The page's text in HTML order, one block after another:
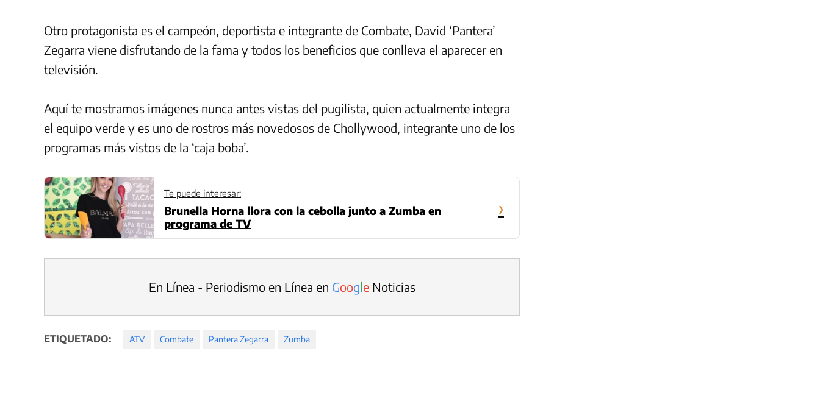
Otro protagonista es el campeón, deportista e integrante de Combate, David ‘Pantera’
Zegarra viene disfrutando de la fama y todos los beneficios que conlleva el aparecer en
televisión.
Aquí te mostramos imágenes nunca antes vistas del pugilista, quien actualmente integra
el equipo verde y es uno de rostros más novedosos de Chollywood, integrante uno de los
programas más vistos de la ‘caja boba’.
Te puede interesar:
Brunella Horna llora con la cebolla junto a Zumba en
programa de TV
›
En Línea - Periodismo en Línea en GoogleNoticias
ETIQUETADO: ATV Combate Pantera Zegarra Zumba